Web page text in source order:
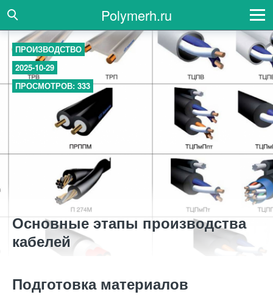
Polymerh.ru
ПРОИЗВОДСТВО
2025-10-29
ПРОСМОТРОВ: 333
Основные этапы производства
кабелей
Подготовка материалов